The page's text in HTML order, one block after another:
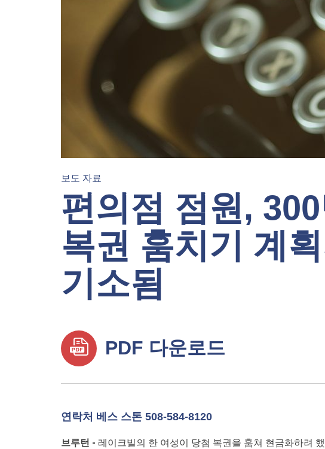
보도 자료
편의점 점원,
복권 훔치기 계
기소됨
PDF 다운로드
연락처 베스 스톤 508-584-8120
브루턴 - 레이크빌의 한 여성이 당첨 복권을 훔쳐 현금화하려